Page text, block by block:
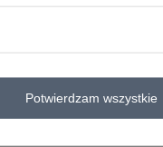
krótkaPotwierdzam wszystkie